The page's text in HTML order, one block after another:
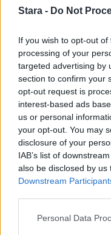
Stara - Do Not
If you wish to opt-out
processing of your
targeted advertising by
section to confirm your
opt-out request is
interest-based ads
us or personal
your opt-out. You may
disclosure of your
IAB’s list of
also be disclosed by
Downstream
Personal Data
lähteeksi
laatikon. Voit
liittyvistä
helle tai
Uutiset-
Ilmoita virheestä·Tietoa